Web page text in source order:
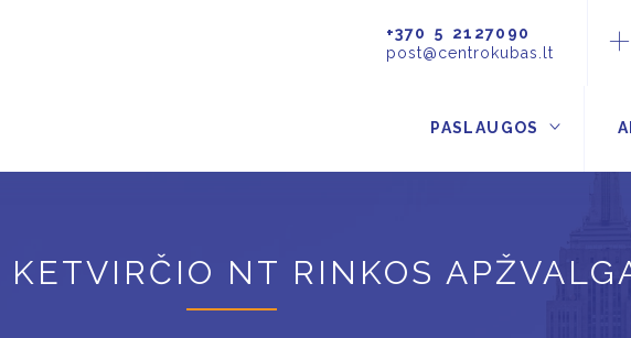
+370 5 2127090
post@centrokubas.lt
PASLAUGOS
NT RINKOS